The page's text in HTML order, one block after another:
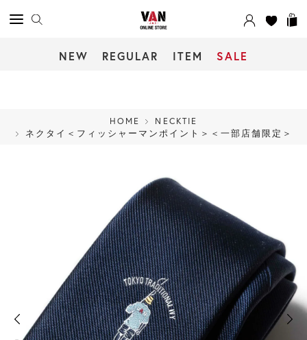
NEW REGULAR ITEM SALE
HOME
NECKTIE
ネクタイ＜フィッシャーマンポイント＞＜一部店舗限定＞